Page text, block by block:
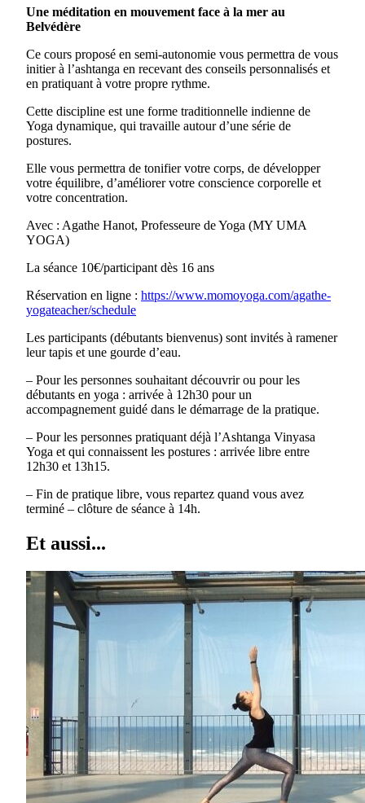
Une méditation en mouvement face à la mer au
Belvédère
Ce cours proposé en semi-autonomie vous permettra de vous
initier à l’ashtanga en recevant des conseils personnalisés et
en pratiquant à votre propre rythme.
Cette discipline est une forme traditionnelle indienne de
Yoga dynamique, qui travaille autour d’une série de
postures.
Elle vous permettra de tonifier votre corps, de développer
votre équilibre, d’améliorer votre conscience corporelle et
votre concentration.
Avec : Agathe Hanot, Professeure de Yoga (MY UMA
YOGA)
La séance 10€/participant dès 16 ans
Réservation en ligne : https://www.momoyoga.com/agathe-
yogateacher/schedule
Les participants (débutants bienvenus) sont invités à ramener
leur tapis et une gourde d’eau.
– Pour les personnes souhaitant découvrir ou pour les
débutants en yoga : arrivée à 12h30 pour un
accompagnement guidé dans le démarrage de la pratique.
– Pour les personnes pratiquant déjà l’Ashtanga Vinyasa
Yoga et qui connaissent les postures : arrivée libre entre
12h30 et 13h15.
– Fin de pratique libre, vous repartez quand vous avez
terminé – clôture de séance à 14h.
Et aussi...